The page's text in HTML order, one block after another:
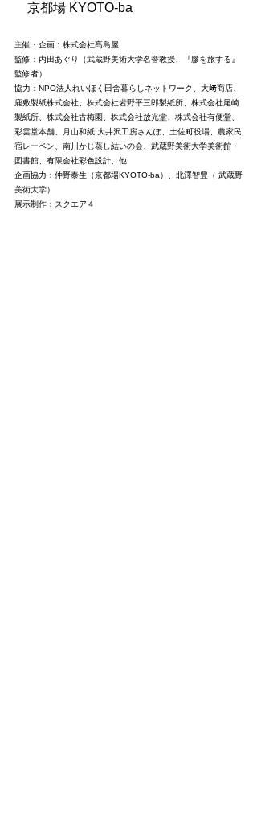
京都場 KYOTO-ba
主催・企画：株式会社髙島屋
監修：内田あぐり（武蔵野美術大学名誉教授、『膠を旅する』
監修者）
協力：NPO法人れいほく田舎暮らしネットワーク、大﨑商店、
鹿敷製紙株式会社、株式会社岩野平三郎製紙所、株式会社尾崎
製紙所、株式会社古梅園、株式会社放光堂、株式会社有便堂、
彩雲堂本舗、月山和紙 大井沢工房さんぽ、土佐町役場、農家民
宿レーベン、南川かじ蒸し結いの会、武蔵野美術大学美術館・
図書館、有限会社彩色設計、他
企画協力：仲野泰生（京都場KYOTO-ba）、北澤智豊（ 武蔵野
美術大学）
展示制作：スクエア４